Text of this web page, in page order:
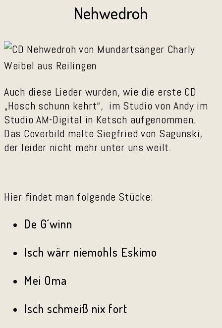
Nehwedroh
Auch diese Lieder wurden, wie die erste CD
„Hosch schunn kehrt“, im Studio von Andy im
Studio AM-Digital in Ketsch aufgenommen.
Das Coverbild malte Siegfried von Sagunski,
der leider nicht mehr unter uns weilt.
Hier findet man folgende Stücke:
De G´winn
Isch wärr niemohls Eskimo
Mei Oma
Isch schmeiß nix fort